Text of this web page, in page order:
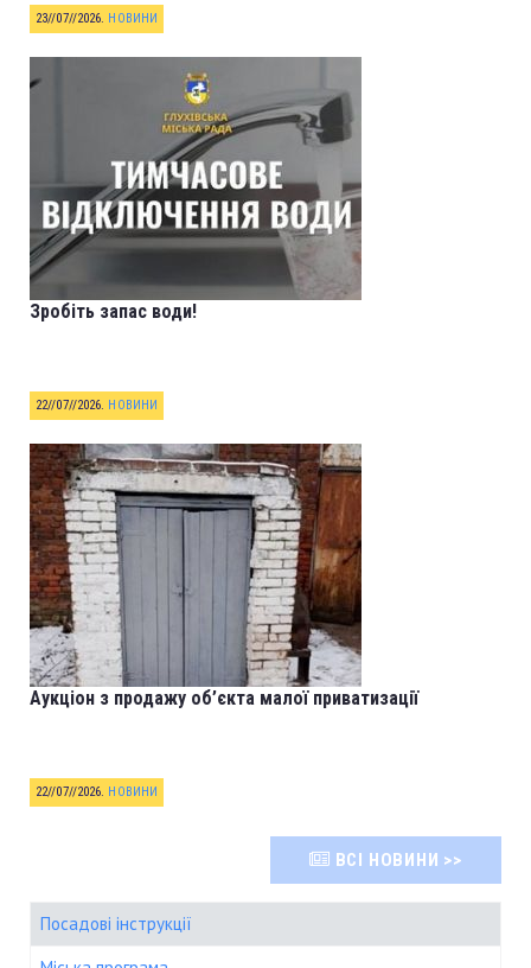
23//07//2026. НОВИНИ
Зробіть запас води!
22//07//2026. НОВИНИ
Аукціон з продажу об’єкта малої приватизації
22//07//2026. НОВИНИ
ВСІ НОВИНИ >>
Посадові інструкції